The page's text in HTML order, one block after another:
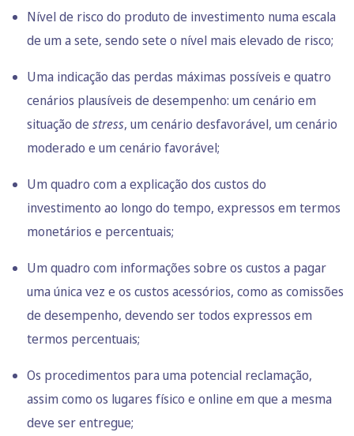
Nível de risco do produto de investimento numa escala
de um a sete, sendo sete o nível mais elevado de risco;
Uma indicação das perdas máximas possíveis e quatro
cenários plausíveis de desempenho: um cenário em
situação de stress, um cenário desfavorável, um cenário
moderado e um cenário favorável;
Um quadro com a explicação dos custos do
investimento ao longo do tempo, expressos em termos
monetários e percentuais;
Um quadro com informações sobre os custos a pagar
uma única vez e os custos acessórios, como as comissões
de desempenho, devendo ser todos expressos em
termos percentuais;
Os procedimentos para uma potencial reclamação,
assim como os lugares físico e online em que a mesma
deve ser entregue;